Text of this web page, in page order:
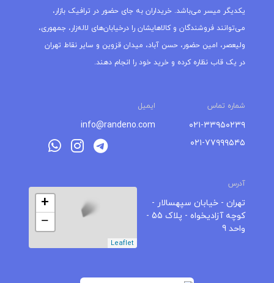
یکدیگر میسر می‌باشد. خریداران به جای حضور در ترافیک بازار،
می‌توانند فروشندگان و کالاهایشان را درخیابان‌های لاله‌زار، جمهوری،
ولیعصر، امین حضور، حسن آباد، میدان قزوین و سایر نقاط تهران
در یک قاب نظاره کرده و خرید خود را انجام دهند.
شماره تماس ایمیل
۰۲۱-۳۳۹۵۰۲۳۹
۰۲۱-۷۷۹۹۹۵۴۵
info@randeno.com
آدرس
تهران - خیابان سپهسالار -
کوچه آزادیخواه - پلاک 55 -
واحد 9
+
−
Leaflet